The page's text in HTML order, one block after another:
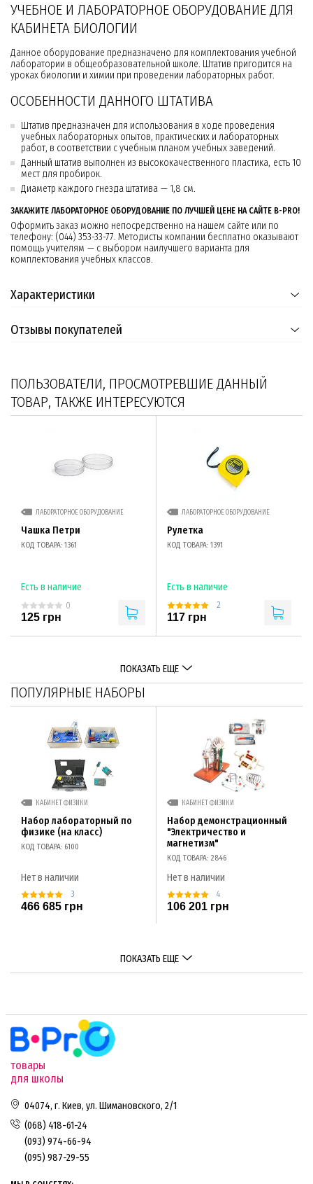
УЧЕБНОЕ И ЛАБОРАТОРНОЕ ОБОРУДОВАНИЕ ДЛЯ
КАБИНЕТА БИОЛОГИИ
Данное оборудование предназначено для комплектования учебной
лаборатории в общеобразовательной школе. Штатив пригодится на
уроках биологии и химии при проведении лабораторных работ.
ОСОБЕННОСТИ ДАННОГО ШТАТИВА
Штатив предназначен для использования в ходе проведения
учебных лабораторных опытов, практических и лабораторных
работ, в соответствии с учебным планом учебных заведений.
Данный штатив выполнен из высококачественного пластика, есть 10
мест для пробирок.
Диаметр каждого гнезда штатива — 1,8 см.
ЗАКАЖИТЕ ЛАБОРАТОРНОЕ ОБОРУДОВАНИЕ ПО ЛУЧШЕЙ ЦЕНЕ НА САЙТЕ B-PRO!
Оформить заказ можно непосредственно на нашем сайте или по
телефону: (044) 353-33-77. Методисты компании бесплатно оказывают
помощь учителям — с выбором наилучшего варианта для
комплектования учебных классов.
Характеристики
Отзывы покупателей
ПОЛЬЗОВАТЕЛИ, ПРОСМОТРЕВШИЕ ДАННЫЙ
ТОВАР, ТАКЖЕ ИНТЕРЕСУЮТСЯ
ЛАБОРАТОРНОЕ ОБОРУДОВАНИЕ
Чашка Петри
КОД ТОВАРА: 1361
Есть в наличие
0
125 грн
ЛАБОРАТОРНОЕ ОБОРУДОВАНИЕ
Рулетка
КОД ТОВАРА: 1391
Есть в наличие
2
117 грн
ПОКАЗАТЬ ЕЩЕ
ПОПУЛЯРНЫЕ НАБОРЫ
КАБИНЕТ ФИЗИКИ
Набор лабораторный по
физике (на класс)
КОД ТОВАРА: 6100
Нет в наличии
3
466 685 грн
КАБИНЕТ ФИЗИКИ
Набор демонстрационный
"Электричество и
магнетизм"
КОД ТОВАРА: 2846
Нет в наличии
4
106 201 грн
ПОКАЗАТЬ ЕЩЕ
товары
для школы
04074, г. Киев, ул. Шимановского, 2/1
(068) 418-61-24
(093) 974-66-94
(095) 987-29-55